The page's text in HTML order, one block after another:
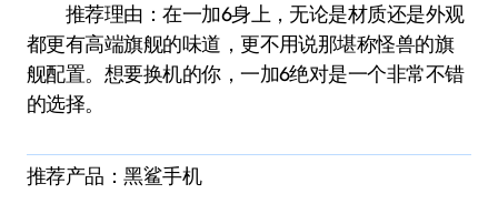
推荐理由：在一加6身上，无论是材质还是外观
都更有高端旗舰的味道，更不用说那堪称怪兽的旗
舰配置。想要换机的你，一加6绝对是一个非常不错
的选择。
推荐产品：黑鲨手机